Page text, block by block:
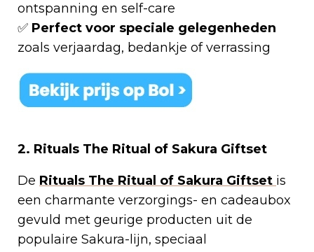
ontspanning en self-care
✅ Perfect voor speciale gelegenheden
zoals verjaardag, bedankje of verrassing
2. Rituals The Ritual of Sakura Giftset
De Rituals The Ritual of Sakura Giftset is
een charmante verzorgings- en cadeaubox
gevuld met geurige producten uit de
populaire Sakura-lijn, speciaal